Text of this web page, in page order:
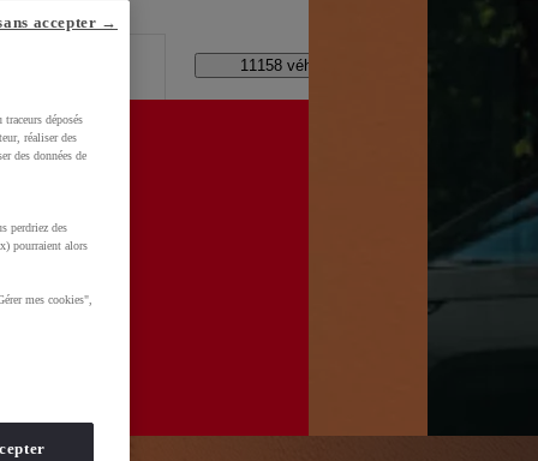
?
11158 véhicules disponibles
déposés
réaliser des
des données de
perdriez des
pourraient alors
mes cookies",
accepter →